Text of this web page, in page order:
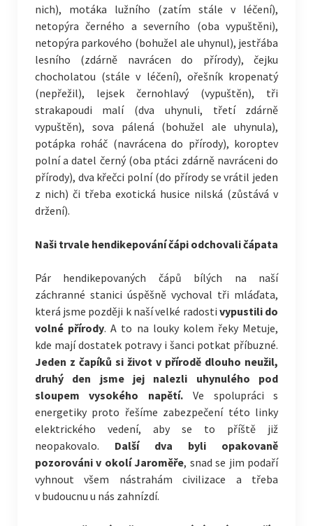
nich), motáka lužního (zatím stále v léčení),
netopýra černého a severního (oba vypuštěni),
netopýra parkového (bohužel ale uhynul), jestřába
lesního (zdárně navrácen do přírody), čejku
chocholatou (stále v léčení), ořešník kropenatý
(nepřežil), lejsek černohlavý (vypuštěn), tři
strakapoudi malí (dva uhynuli, třetí zdárně
vypuštěn), sova pálená (bohužel ale uhynula),
potápka roháč (navrácena do přírody), koroptev
polní a datel černý (oba ptáci zdárně navráceni do
přírody), dva křečci polní (do přírody se vrátil jeden
z nich) či třeba exotická husice nilská (zůstává v
držení).
Naši trvale hendikepování čápi odchovali čápata
Pár hendikepovaných čápů bílých na naší
záchranné stanici úspěšně vychoval tři mláďata,
která jsme později k naší velké radosti vypustili do
volné přírody. A to na louky kolem řeky Metuje,
kde mají dostatek potravy i šanci potkat příbuzné.
Jeden z čapíků si život v přírodě dlouho neužil,
druhý den jsme jej nalezli uhynulého pod
sloupem vysokého napětí. Ve spolupráci s
energetiky proto řešíme zabezpečení této linky
elektrického vedení, aby se to příště již
neopakovalo. Další dva byli opakovaně
pozorováni v okolí Jaroměře, snad se jim podaří
vyhnout všem nástrahám civilizace a třeba
v budoucnu u nás zahnízdí.